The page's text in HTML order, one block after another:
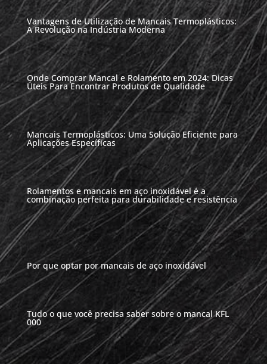
Vantagens de Utilização de Mancais Termoplásticos:
A Revolução na Indústria Moderna
Onde Comprar Mancal e Rolamento em 2024: Dicas
Úteis Para Encontrar Produtos de Qualidade
Mancais Termoplásticos: Uma Solução Eficiente para
Aplicações Específicas
Rolamentos e mancais em aço inoxidável é a
combinação perfeita para durabilidade e resistência
Por que optar por mancais de aço inoxidável
Tudo o que você precisa saber sobre o mancal KFL
000